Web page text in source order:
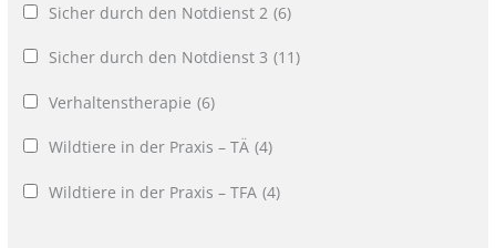
Sicher durch den Notdienst 2 (6)
Sicher durch den Notdienst 3 (11)
Verhaltenstherapie (6)
Wildtiere in der Praxis – TÄ (4)
Wildtiere in der Praxis – TFA (4)